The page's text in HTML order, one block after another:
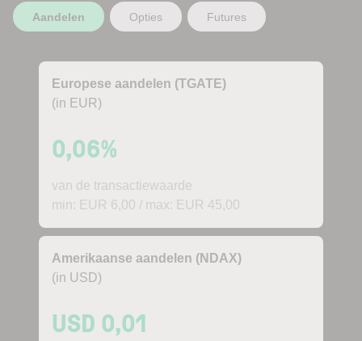
Aandelen Opties Futures
Europese aandelen (TGATE)
(in EUR)
0,06%
van de transactiewaarde
min: EUR 6,00 / max: EUR 45,00
Amerikaanse aandelen (NDAX)
(in USD)
USD 0,01